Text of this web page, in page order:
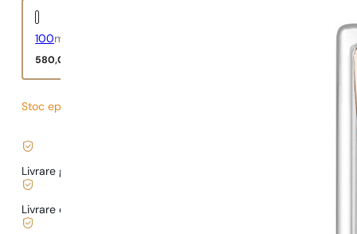
100ml
580,00
Stoc epuizat
Livrare gratuită de la
Livrare de la